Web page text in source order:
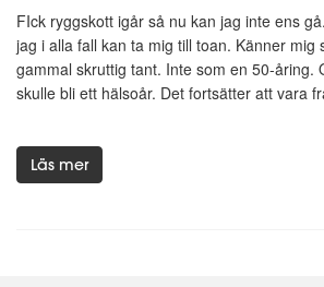
FIck ryggskott igår så nu kan jag inte ens
jag i alla fall kan ta mig till toan. Känner mig
gammal skruttig tant. Inte som en 50-åring.
skulle bli ett hälsoår. Det fortsätter att vara
Läs mer